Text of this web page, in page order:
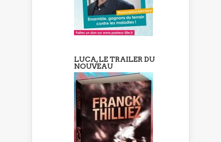
LUCA, LE TRAILER DU
NOUVEAU